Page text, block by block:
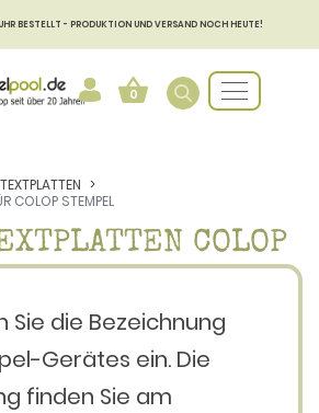
BESTELLT - PRODUKTION UND VERSAND NOCH HEUTE!
0
COLOP STEMPEL
COLOP
Sie die Bezeichnung
Gerätes ein. Die
finden Sie am